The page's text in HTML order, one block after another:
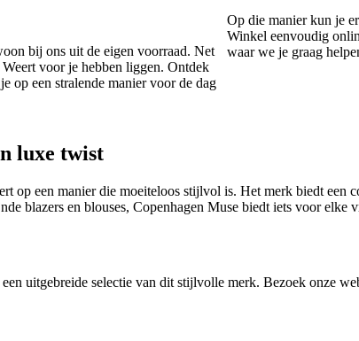
bij ons uit de eigen voorraad. Net
voor je hebben liggen. Ontdek
op een stralende manier voor de dag
Op die manier kun je
Winkel eenvoudig
waar we je graag
luxe twist
op een manier die moeiteloos stijlvol is. Het merk biedt
blazers en blouses, Copenhagen Muse biedt iets voor elke
uitgebreide selectie van dit stijlvolle merk. Bezoek onze